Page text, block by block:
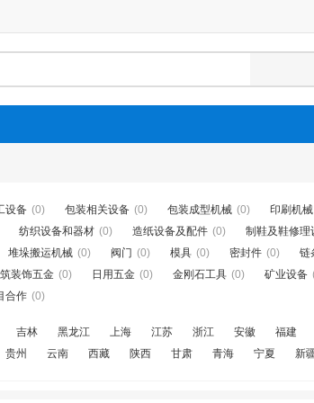
设备 (0) 包装相关设备 (0) 包装成型机械 (0) 印刷机械
纺织设备和器材 (0) 造纸设备及配件 (0) 制鞋及鞋修理
堆垛搬运机械 (0) 阀门 (0) 模具 (0) 密封件 (0) 链
装饰五金 (0) 日用五金 (0) 金刚石工具 (0) 矿业设备
合作 (0)
吉林 黑龙江 上海 江苏 浙江 安徽 福建
贵州
云南 西藏 陕西 甘肃 青海 宁夏 新